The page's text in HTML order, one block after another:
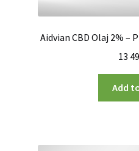
Aidvian CBD Olaj 2% –
13
Add